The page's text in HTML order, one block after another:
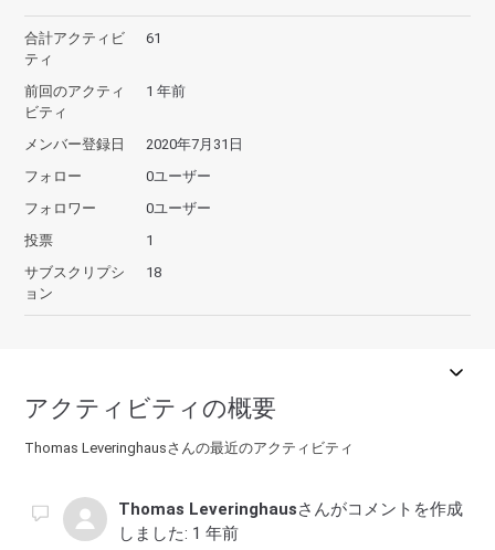
合計アクティビ
ティ
61
前回のアクティ
ビティ
1 年前
メンバー登録日
2020年7月31日
フォロー
0ユーザー
フォロワー
0ユーザー
投票
1
サブスクリプシ
ョン
18
アクティビティの概要
Thomas Leveringhausさんの最近のアクティビティ
Thomas Leveringhausさんがコメントを作成
しました: 1 年前